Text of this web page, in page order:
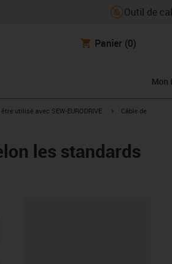
Outil de
Panier (0)
Mon
arrow-right
utilisé avec SEW-EURODRIVE igus-icon-arrow-right
Câble de
les standards